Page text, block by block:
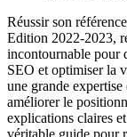
Réussir son
Edition 2022-2023,
incontournable pour
SEO et optimiser la
une grande
améliorer le
explications claires
véritable guide pour